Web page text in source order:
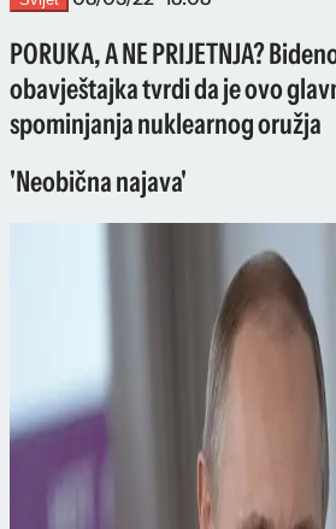
PORUKA, A NE PRIJETNJA?
obavještajka tvrdi da je ovo
spominjanja nuklearnog oružja
'Neobična najava'